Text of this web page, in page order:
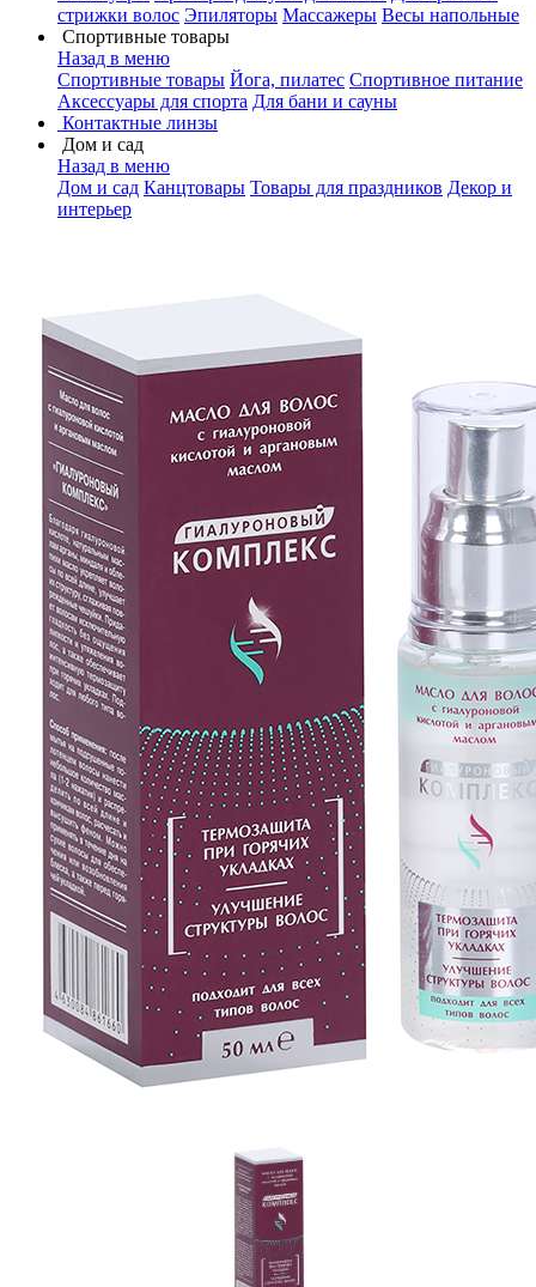
стрижки волос Эпиляторы Массажеры Весы напольные
Спортивные товары
Назад в меню
Спортивные товары Йога, пилатес Спортивное питание
Аксессуары для спорта Для бани и сауны
Контактные линзы
Дом и сад
Назад в меню
Дом и сад Канцтовары Товары для праздников Декор и
интерьер